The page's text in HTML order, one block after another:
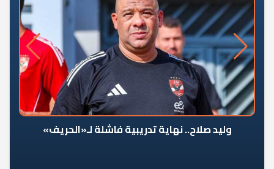
وليد صلاح.. نهاية تدريبية فاشلة لـ«الحريف»